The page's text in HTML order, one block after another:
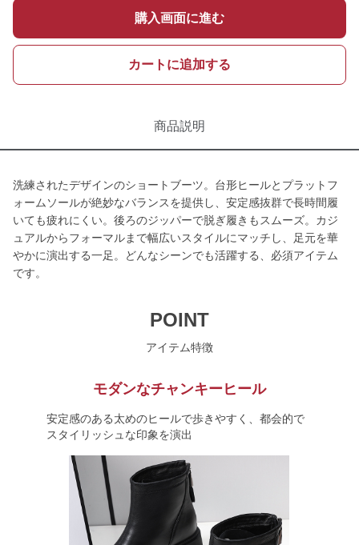
購入画面に進む
カートに追加する
商品説明
洗練されたデザインのショートブーツ。台形ヒールとプラットフ
ォームソールが絶妙なバランスを提供し、安定感抜群で長時間履
いても疲れにくい。後ろのジッパーで脱ぎ履きもスムーズ。カジ
ュアルからフォーマルまで幅広いスタイルにマッチし、足元を華
やかに演出する一足。どんなシーンでも活躍する、必須アイテム
です。
POINT
アイテム特徴
モダンなチャンキーヒール
安定感のある太めのヒールで歩きやすく、都会的で
スタイリッシュな印象を演出